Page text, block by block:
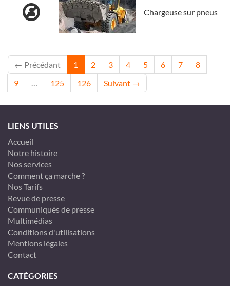
Chargeuse sur pneus
← Précédant 1 2 3 4 5 6 7
8
9
… 125 126 Suivant →
LIENS UTILES
Accueil
Notre histoire
Nos services
Comment ça marche ?
Nos Tarifs
Revue de presse
Communiqués de presse
Multimédias
Conditions d'utilisations
Mentions légales
Contact
CATÉGORIES